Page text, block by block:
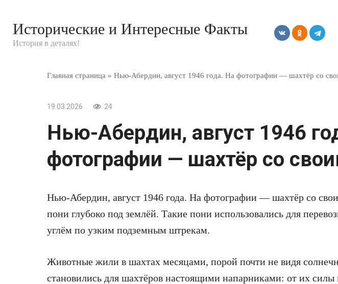
контенту
Исторические и Интересные Факты
История в деталях!
Главная страница » Нью-Абердин, август 1946 года. На фотографии — шахтёр со
19.03.2026 24
Нью-Абердин, август 1946
фотографии — шахтёр со
Нью-Абердин, август 1946 года. На фотографии — шахтёр со
пони глубоко под землёй. Такие пони использовались для
углём по узким подземным штрекам.
Животные жили в шахтах месяцами, порой почти не видя
становились для шахтёров настоящими напарниками: от их силы